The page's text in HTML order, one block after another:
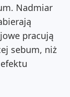
Nadmiar
pracują
sebum, niż